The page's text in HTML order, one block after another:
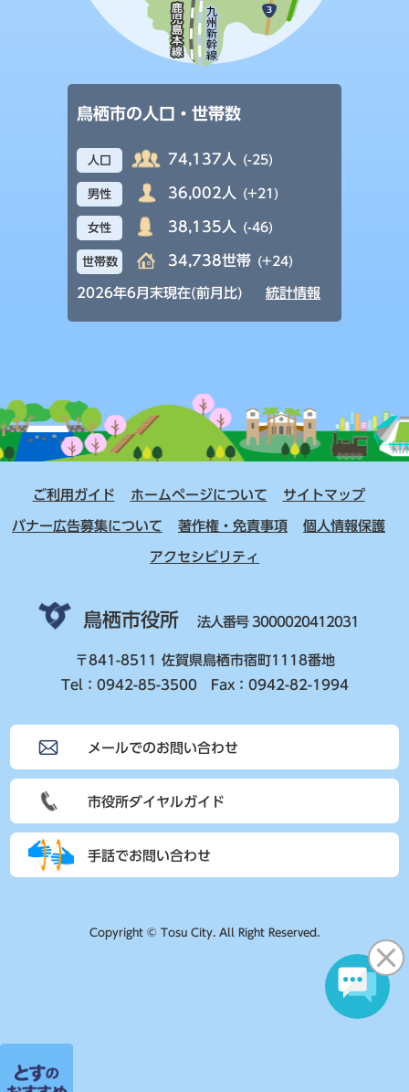
鳥栖市の人口・世帯数
人口 74,137人 (-25)
男性 36,002人 (+21)
女性 38,135人 (-46)
世帯数 34,738世帯 (+24)
2026年6月末現在(前月比) 統計情報
ご利用ガイド ホームページについて サイトマップ
バナー広告募集について 著作権・免責事項 個人情報保護
アクセシビリティ
鳥栖市役所 法人番号 3000020412031
〒841-8511 佐賀県鳥栖市宿町1118番地
Tel：0942-85-3500 Fax：0942-82-1994
メールでのお問い合わせ
市役所ダイヤルガイド
手話でお問い合わせ
Copyright © Tosu City. All Right Reserved.